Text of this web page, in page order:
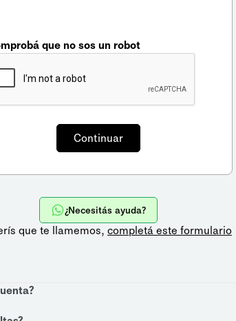
que no sos un robot
¿Necesitás ayuda?
que te llamemos, completá este formulario